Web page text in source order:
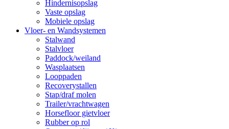
Hindernisopslag
Vaste opslag
Mobiele opslag
Vloer- en Wandsystemen
Stalwand
Stalvloer
Paddock/weiland
Wasplaatsen
Looppaden
Recoverystallen
Stap/draf molen
Trailer/vrachtwagen
Horsefloor gietvloer
Rubber op rol